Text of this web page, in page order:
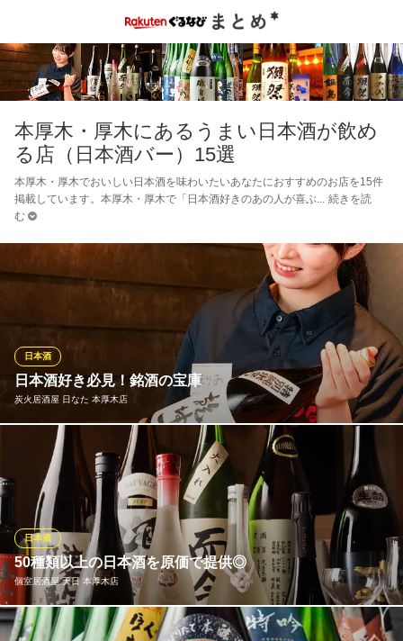
本厚木・厚木にあるうまい日本酒が飲め
る店（日本酒バー）15選
本厚木・厚木でおいしい日本酒を味わいたいあなたにおすすめのお店を15件
掲載しています。本厚木・厚木で「日本酒好きのあの人が喜ぶ
続きを読
む
日本酒好き必見！銘酒の宝庫
炭火居酒屋 日なた 本厚木店
日本酒
磯自慢・獺祭・黒龍・飛露喜・醸し人九平次・写楽・みむろ杉な
ど入手困難な銘酒はもちろん、店長おすすめの隠し酒や季節限定
酒など常時20種類以上ご用意。日本酒好きも初心者もぜひ多彩な
銘酒をお楽しみください（売切・品切れの際はご容赦ください）
【本厚木 居酒屋 日本酒 鮮魚】
炭火居酒屋 日なた 本厚木店
本厚木 居酒屋
小田急小田原線本厚木駅 徒歩1分
神奈川県厚木市中町2-1-18 Trunk本厚木9F
50種類以上の日本酒を原価で提供◎
個室居酒屋 天日 本厚木店
日本酒
新政、九平次、鳳凰美田、写楽などの人気銘柄が、すべて原価で